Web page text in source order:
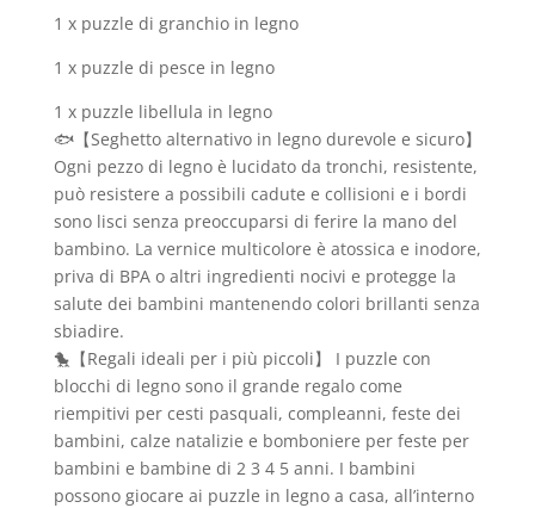
1 x puzzle di granchio in legno
1 x puzzle di pesce in legno
1 x puzzle libellula in legno
🐟【Seghetto alternativo in legno durevole e sicuro】
Ogni pezzo di legno è lucidato da tronchi, resistente,
può resistere a possibili cadute e collisioni e i bordi
sono lisci senza preoccuparsi di ferire la mano del
bambino. La vernice multicolore è atossica e inodore,
priva di BPA o altri ingredienti nocivi e protegge la
salute dei bambini mantenendo colori brillanti senza
sbiadire.
🐤【Regali ideali per i più piccoli】 I puzzle con
blocchi di legno sono il grande regalo come
riempitivi per cesti pasquali, compleanni, feste dei
bambini, calze natalizie e bomboniere per feste per
bambini e bambine di 2 3 4 5 anni. I bambini
possono giocare ai puzzle in legno a casa, all’interno